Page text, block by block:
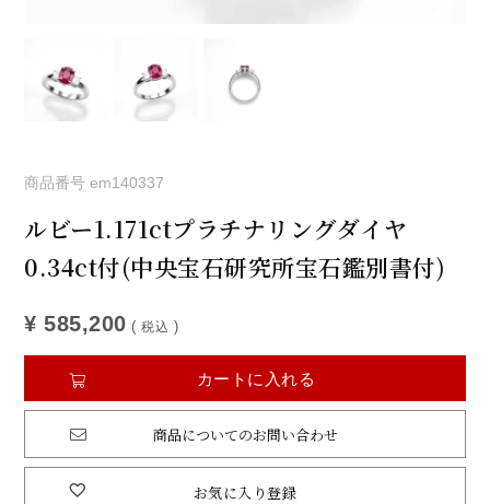
商品番号 em140337
ルビー1.171ctプラチナリングダイヤ
0.34ct付(中央宝石研究所宝石鑑別書付)
¥ 585,200 税込
お気に入り登録
カートに入れる
商品についてのお問い合わせ